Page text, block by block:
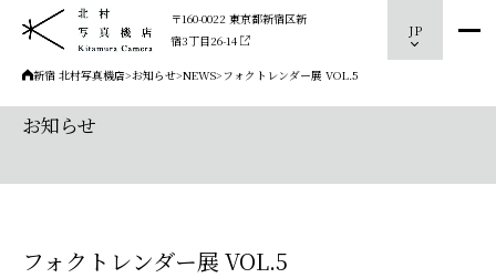
〒160-0022 東京都新宿区新
宿3丁目26-14
JP
新宿 北村写真機店>お知らせ>NEWS> フォクトレンダー展 VOL.5
お知らせ
フォクトレンダー展 VOL.5